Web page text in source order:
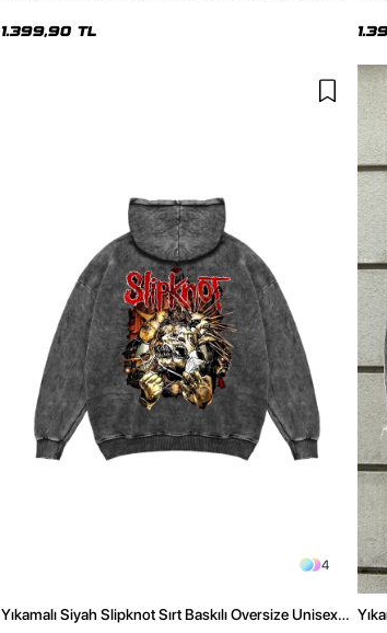
1.399,90 TL
4
Yıkamalı Siyah Slipknot Sırt Baskılı Oversize Unisex